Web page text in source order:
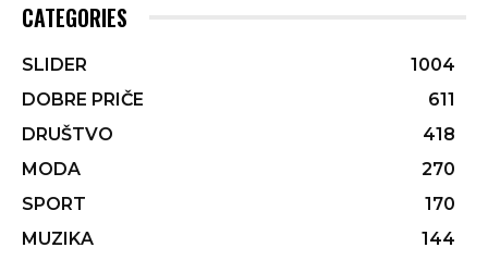
CATEGORIES
SLIDER
1004
DOBRE PRIČE
611
DRUŠTVO
418
MODA
270
SPORT
170
MUZIKA
144